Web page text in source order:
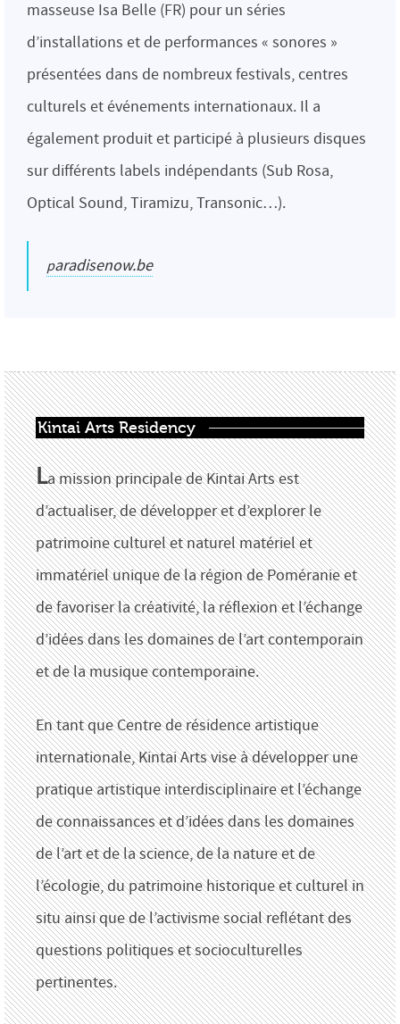
masseuse Isa Belle (FR) pour un séries
d’installations et de performances « sonores »
présentées dans de nombreux festivals, centres
culturels et événements internationaux. Il a
également produit et participé à plusieurs disques
sur différents labels indépendants (Sub Rosa,
Optical Sound, Tiramizu, Transonic…).
paradisenow.be
Kintai Arts Residency
La mission principale de Kintai Arts est
d’actualiser, de développer et d’explorer le
patrimoine culturel et naturel matériel et
immatériel unique de la région de Poméranie et
de favoriser la créativité, la réflexion et l’échange
d’idées dans les domaines de l’art contemporain
et de la musique contemporaine.
En tant que Centre de résidence artistique
internationale, Kintai Arts vise à développer une
pratique artistique interdisciplinaire et l’échange
de connaissances et d’idées dans les domaines
de l’art et de la science, de la nature et de
l’écologie, du patrimoine historique et culturel in
situ ainsi que de l’activisme social reflétant des
questions politiques et socioculturelles
pertinentes.